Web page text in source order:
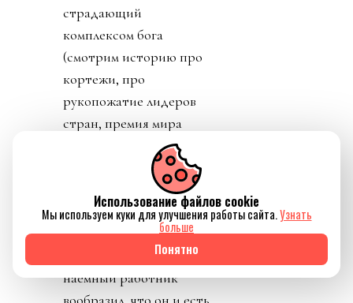
страдающий
комплексом бога
(смотрим историю про
кортежи, про
рукопожатие лидеров
стран, премия мира
футбола и прочие)
перепутал не то, что
действительность.
Нанятый для удобства и
развития футбола
наемный работник
Использование файлов cookie
Мы используем куки для улучшения работы сайта.Узнать
больше
Понятно